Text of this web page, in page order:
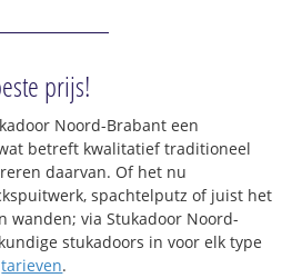
prijs!
Noord-Brabant een
betreft kwalitatief traditioneel
daarvan. Of het nu
spachtelputz of juist het
wanden; via Stukadoor Noord-
stukadoors in voor elk type
tarieven.